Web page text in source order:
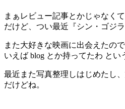
まぁレビュー記事とかじゃなく
だけど、つい最近『シン・ゴジ
また大好きな映画に出会えたの
いえば blog とか持ってたわ とい
最近また写真整理しはじめたし
だけどね。